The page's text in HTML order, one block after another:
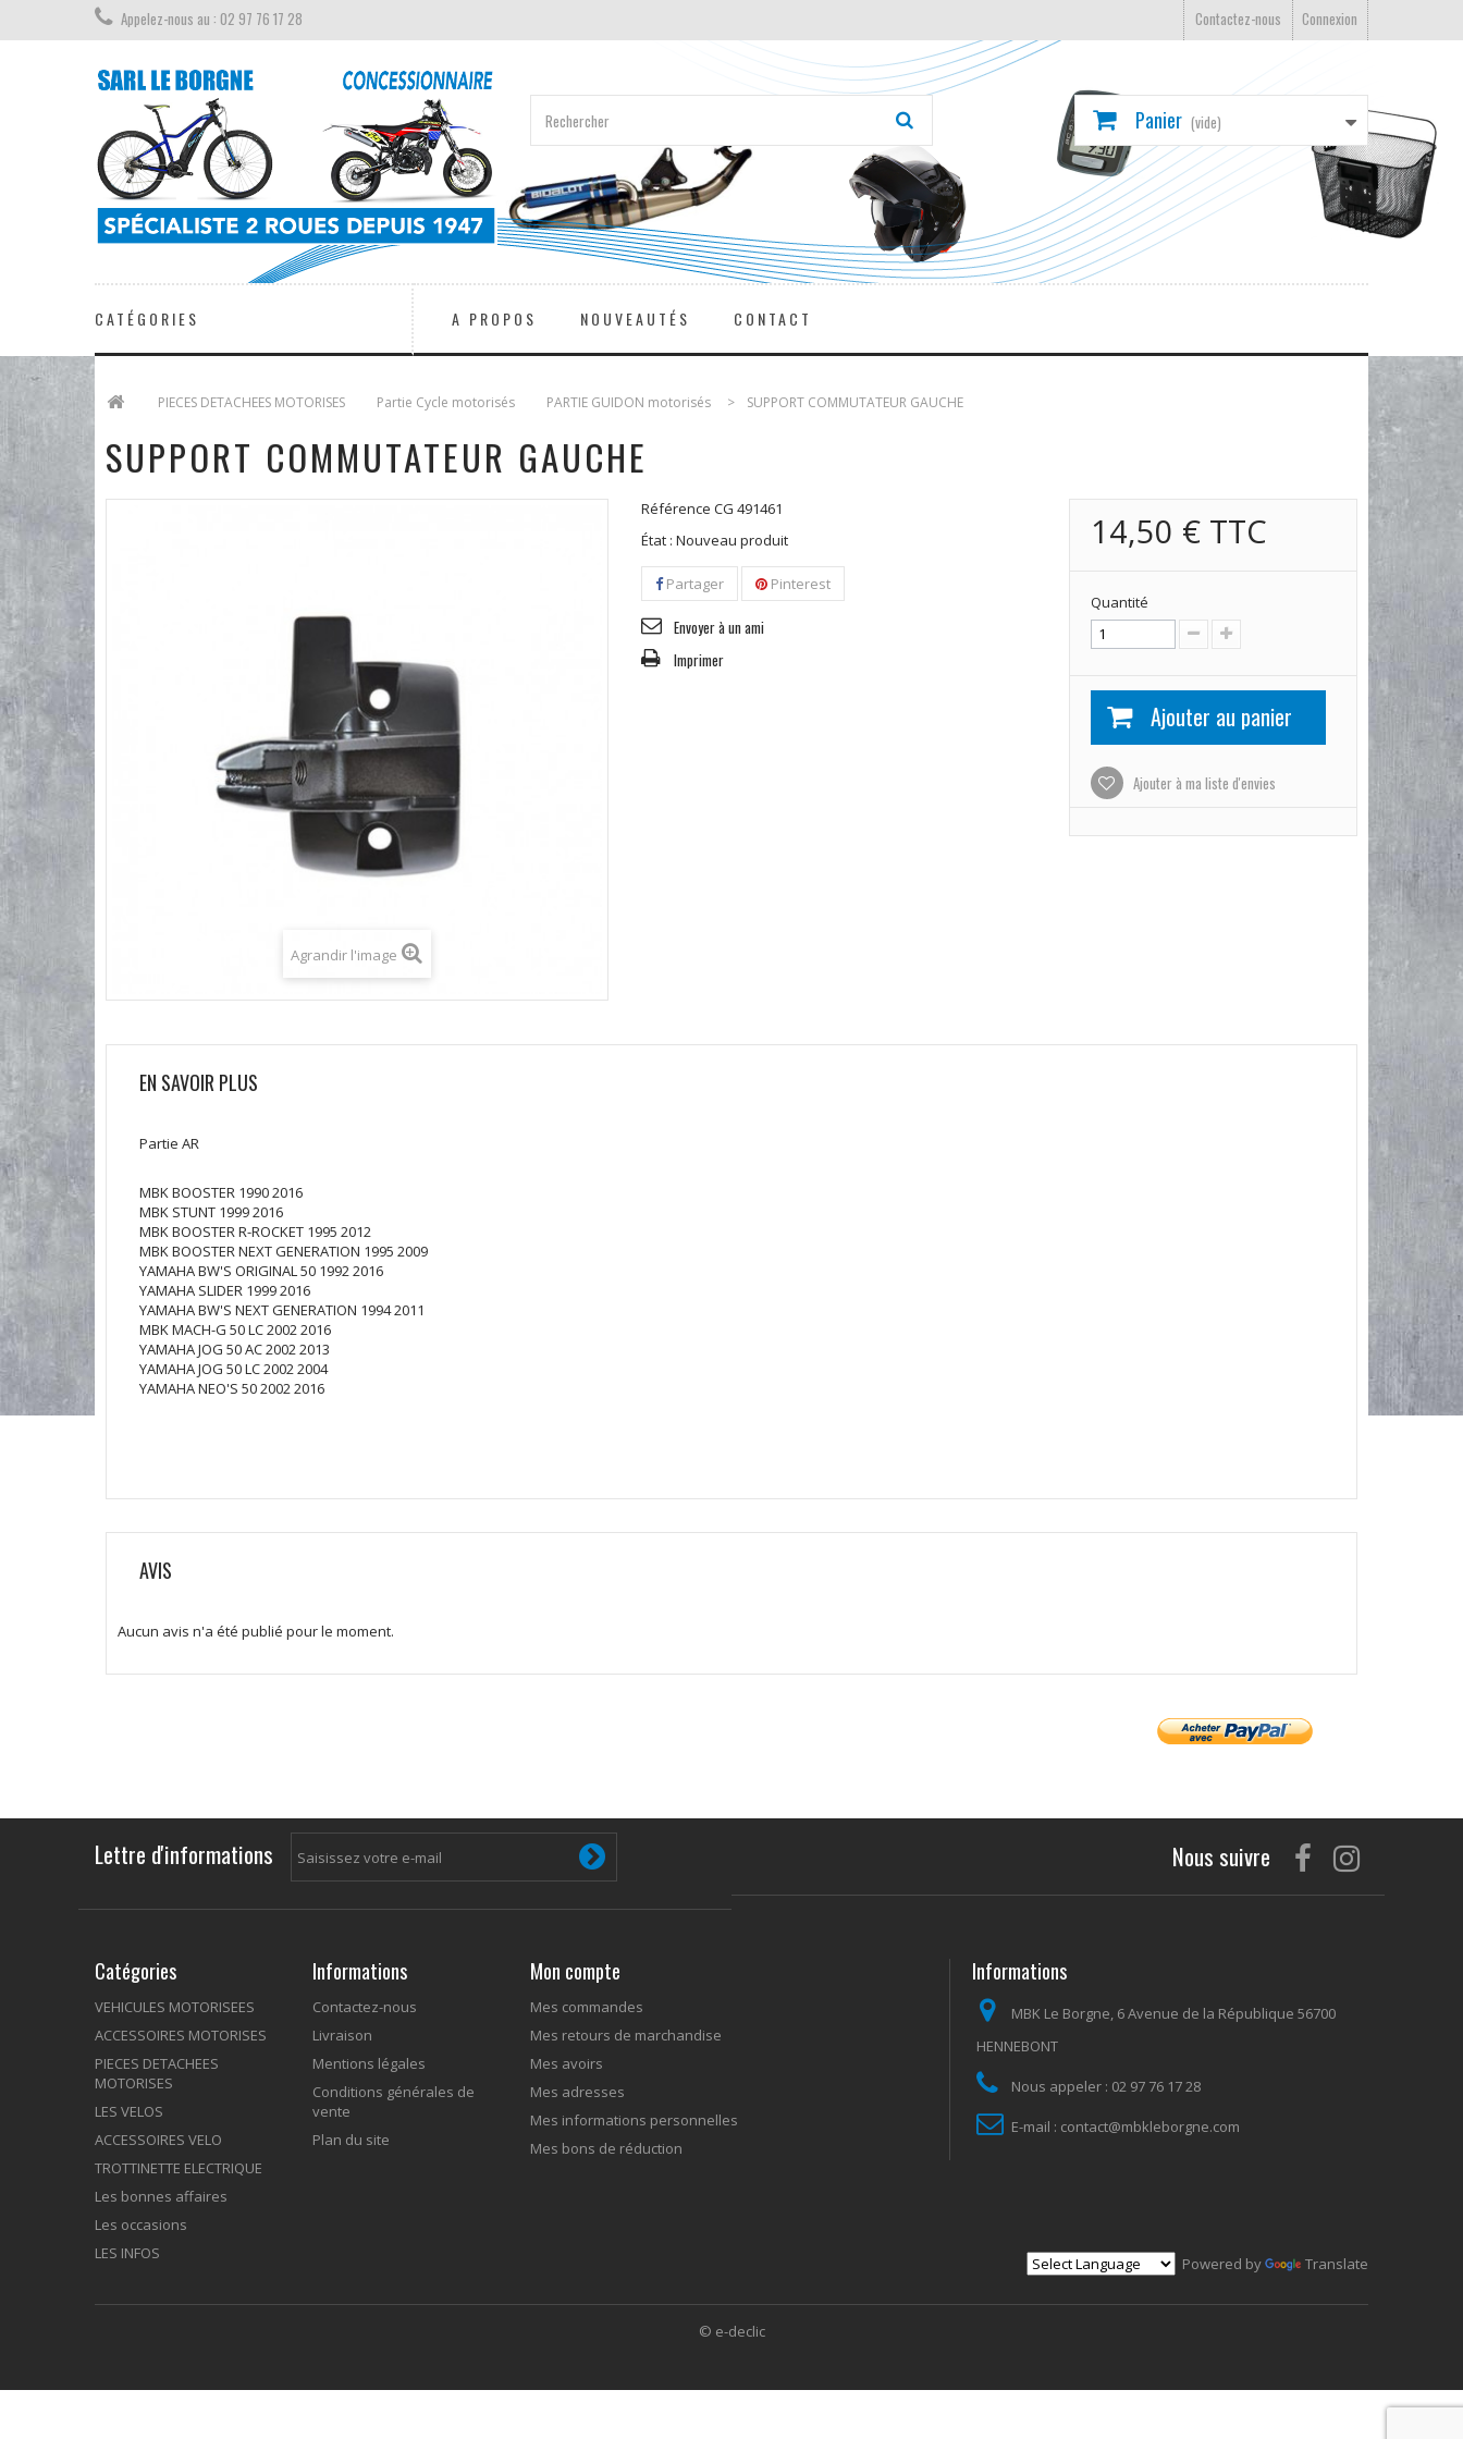
Connexion
Contactez-nous
Appelez-nous au : 02 97 76 17 28
Panier (vide)
CATÉGORIES A PROPOS NOUVEAUTÉS CONTACT
PIECES DETACHEES MOTORISES Partie Cycle motorisés PARTIE GUIDON motorisés > SUPPORT COMMUTATEUR GAUCHE
SUPPORT COMMUTATEUR GAUCHE
Agrandir l'image
Référence CG 491461
État : Nouveau produit
Partager Pinterest
Envoyer à un ami
Imprimer
14,50 €TTC
Quantité
Ajouter au panier
Ajouter à ma liste d'envies
EN SAVOIR PLUS
Partie AR
MBK BOOSTER 1990 2016
MBK STUNT 1999 2016
MBK BOOSTER R-ROCKET 1995 2012
MBK BOOSTER NEXT GENERATION 1995 2009
YAMAHA BW'S ORIGINAL 50 1992 2016
YAMAHA SLIDER 1999 2016
YAMAHA BW'S NEXT GENERATION 1994 2011
MBK MACH-G 50 LC 2002 2016
YAMAHA JOG 50 AC 2002 2013
YAMAHA JOG 50 LC 2002 2004
YAMAHA NEO'S 50 2002 2016
AVIS
Aucun avis n'a été publié pour le moment.
Lettre d'informations Nous suivre
Catégories
VEHICULES MOTORISEES
ACCESSOIRES MOTORISES
PIECES DETACHEES
MOTORISES
LES VELOS
ACCESSOIRES VELO
TROTTINETTE ELECTRIQUE
Les bonnes affaires
Les occasions
LES INFOS
Informations
Contactez-nous
Livraison
Mentions légales
Conditions générales de
vente
Plan du site
© e-declic
Mon compte
Mes commandes
Mes retours de marchandise
Mes avoirs
Mes adresses
Mes informations personnelles
Mes bons de réduction
Informations
MBK Le Borgne, 6 Avenue de la République 56700
HENNEBONT
Nous appeler : 02 97 76 17 28
E-mail : contact@mbkleborgne.com
Powered by Translate